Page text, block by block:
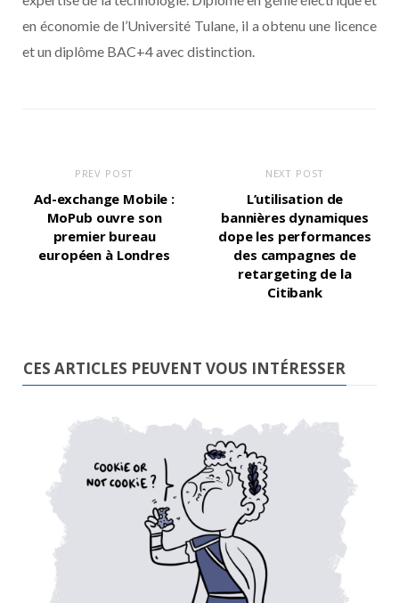
en économie de l’Université Tulane, il a obtenu une licence
et un diplôme BAC+4 avec distinction.
PREV POST
Ad-exchange Mobile :
MoPub ouvre son
premier bureau
européen à Londres
NEXT POST
L’utilisation de
bannières dynamiques
dope les performances
des campagnes de
retargeting de la
Citibank
CES ARTICLES PEUVENT VOUS INTÉRESSER